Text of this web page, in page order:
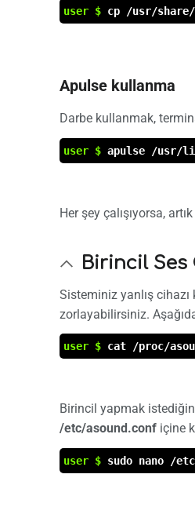
user $ cp /usr/share/
Apulse kullanma
Darbe kullanmak,
user $ apulse /usr/
Her şey çalışıyorsa,
Birincil Ses
Sisteminiz yanlış
zorlayabilirsiniz.
user $ cat /proc/
Birincil yapmak
/etc/asound.conf içine
user $ sudo nano /